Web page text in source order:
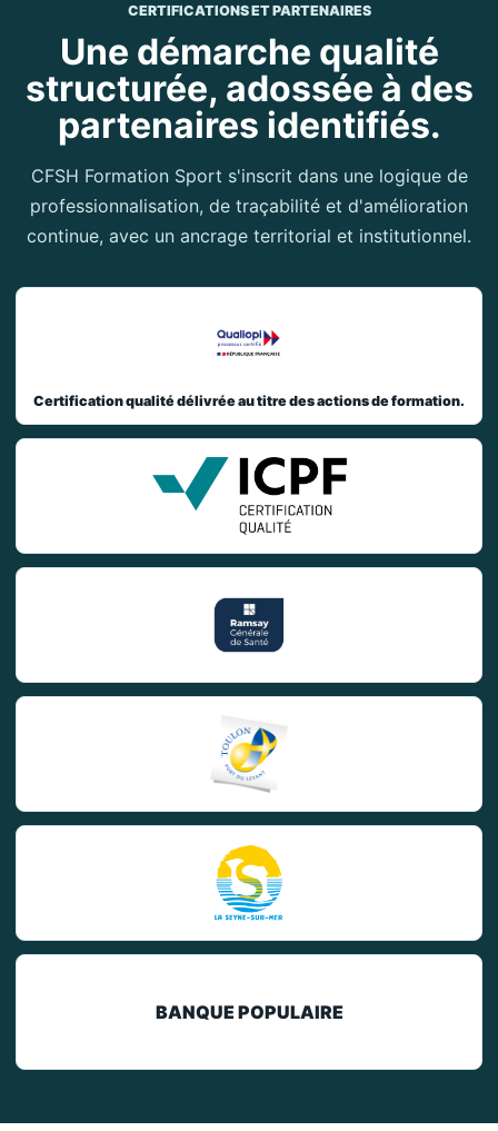
CERTIFICATIONS ET PARTENAIRES
Une démarche qualité
structurée, adossée à des
partenaires identifiés.
CFSH Formation Sport s'inscrit dans une logique de
professionnalisation, de traçabilité et d'amélioration
continue, avec un ancrage territorial et institutionnel.
Certification qualité délivrée au titre des actions de formation.
BANQUE POPULAIRE